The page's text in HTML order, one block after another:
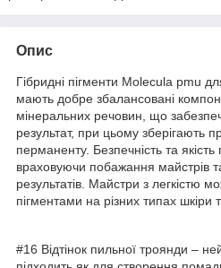
Опис
Гібридні пігменти Molecula pmu
мають добре збалансовані
мінеральних речовин, що
результат, при цьому зберігають
перманенту. Безпечність та якість
враховуючи побажання майстрів
результатів. Майстри з легкістю
пігментами на різних типах шкіри
#16 Відтінок пильної троянди –